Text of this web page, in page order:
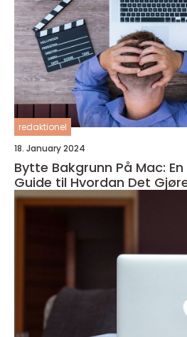
redaktionel
18. January 2024
Bytte Bakgrunn På Mac:
Guide til Hvordan Det